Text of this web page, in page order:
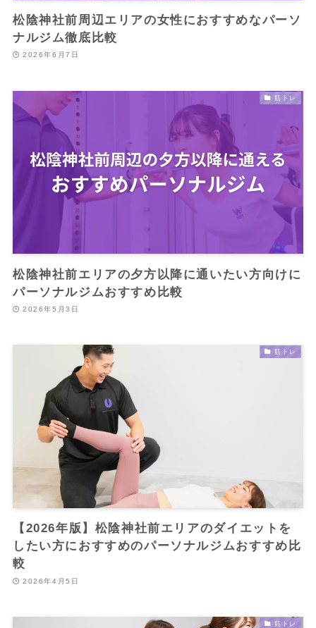
松陰神社前周辺エリアの女性におすすめなパーソ
ナルジム徹底比較
2026年6月7日
筋トレ
松陰神社前エリアの夕方以降に通いたい方向けに
パーソナルジムおすすめ比較
2026年5月3日
筋トレ
【2026年版】松陰神社前エリアのダイエットを
したい方におすすめのパーソナルジムおすすめ比
較
2026年4月5日
筋トレ